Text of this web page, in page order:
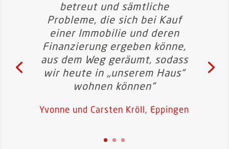
betreut und sämtliche
Probleme, die sich bei Kauf
einer Immobilie und deren
Finanzierung ergeben könne,
aus dem Weg geräumt, sodass
wir heute in „unserem Haus“
wohnen können“
Yvonne und Carsten Kröll, Eppingen